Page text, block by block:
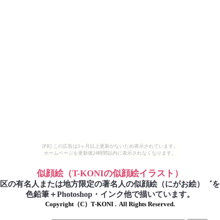
[PR] この広告は3ヶ月以上更新がないため表示されています。
ホームページを更新後24時間以内に表示されなくなります。
似顔絵（T-KONIの似顔絵イラスト）
の有名人または地方限定の著名人の似顔絵（にがお絵）
゛
色鉛筆＋Photoshop・インク他で描いています。
Copyright（C）T-KONI .  All Rights Reserved.